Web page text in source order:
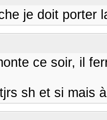
je doit porter
ce soir, il
sh et si mais